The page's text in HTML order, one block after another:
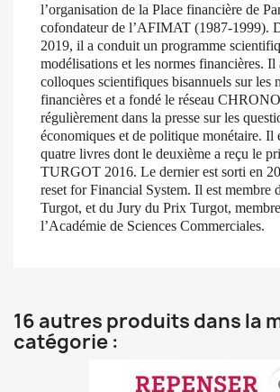
l’organisation de la Place financière de
cofondateur de l’AFIMAT (1987-1999).
2019, il a conduit un programme
modélisations et les normes financières. Il
colloques scientifiques bisannuels sur les
financières et a fondé le réseau
régulièrement dans la presse sur les
économiques et de politique monétaire. Il
quatre livres dont le deuxième a reçu le
TURGOT 2016. Le dernier est sorti en
reset for Financial System. Il est membre
Turgot, et du Jury du Prix Turgot,
l’Académie de Sciences Commerciales.
16 autres produits dans la
catégorie :